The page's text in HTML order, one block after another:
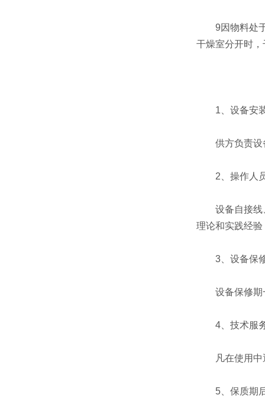
9因物料处于
干燥室分开时
1、设备安装
供方负责设备
2、操作人
设备自接线、
理论和实践经
3、设备保
设备保修期一
4、技术服
凡在使用中遇
5、保质期后